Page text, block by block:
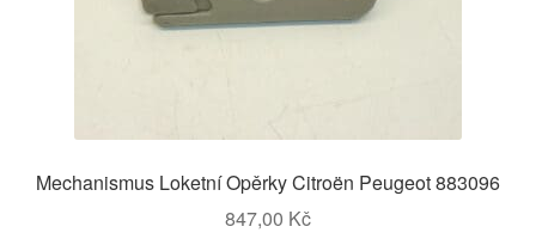
Mechanismus Loketní Opěrky Citroën Peugeot 883096
847,00 Kč